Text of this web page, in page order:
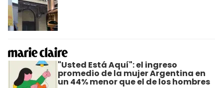
"Usted Está Aquí": el ingreso
promedio de la mujer Argentina en
un 44% menor que el de los hombres